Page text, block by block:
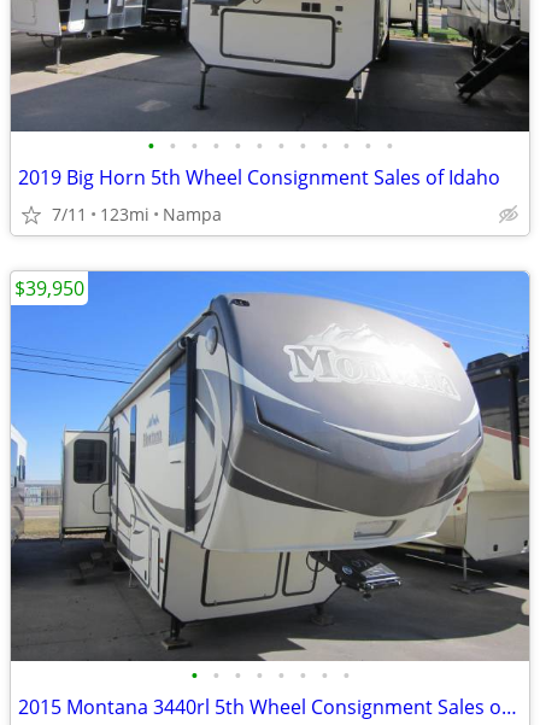
• • • • • • • • • • • •
2019 Big Horn 5th Wheel Consignment Sales of Idaho
7/11 123mi Nampa
• • • • • • • •
2015 Montana 3440rl 5th Wheel Consignment Sales of Idaho
$39,950